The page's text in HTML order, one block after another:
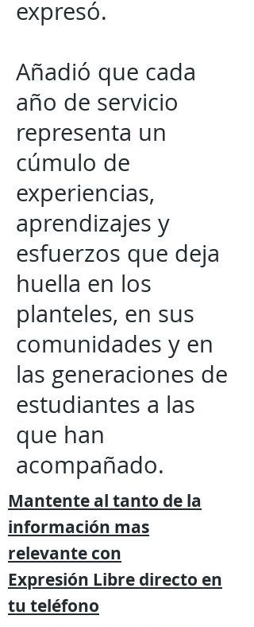
expresó.
Añadió que cada
año de servicio
representa un
cúmulo de
experiencias,
aprendizajes y
esfuerzos que deja
huella en los
planteles, en sus
comunidades y en
las generaciones de
estudiantes a las
que han
acompañado.
Mantente al tanto de la
información mas
relevante con
Expresión Libre directo en
tu teléfono